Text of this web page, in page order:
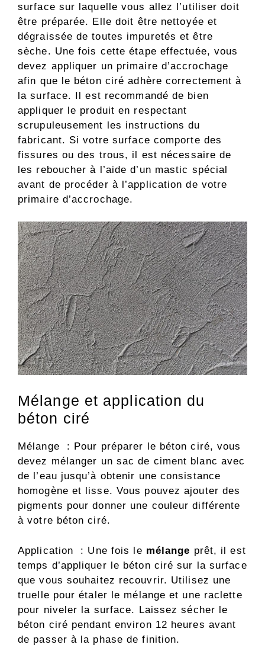
surface sur laquelle vous allez l’utiliser doit
être préparée. Elle doit être nettoyée et
dégraissée de toutes impuretés et être
sèche. Une fois cette étape effectuée, vous
devez appliquer un primaire d’accrochage
afin que le béton ciré adhère correctement à
la surface. Il est recommandé de bien
appliquer le produit en respectant
scrupuleusement les instructions du
fabricant. Si votre surface comporte des
fissures ou des trous, il est nécessaire de
les reboucher à l’aide d’un mastic spécial
avant de procéder à l’application de votre
primaire d’accrochage.
Mélange et application du
béton ciré
Mélange : Pour préparer le béton ciré, vous
devez mélanger un sac de ciment blanc avec
de l’eau jusqu’à obtenir une consistance
homogène et lisse. Vous pouvez ajouter des
pigments pour donner une couleur différente
à votre béton ciré.
Application : Une fois le mélange prêt, il est
temps d’appliquer le béton ciré sur la surface
que vous souhaitez recouvrir. Utilisez une
truelle pour étaler le mélange et une raclette
pour niveler la surface. Laissez sécher le
béton ciré pendant environ 12 heures avant
de passer à la phase de finition.